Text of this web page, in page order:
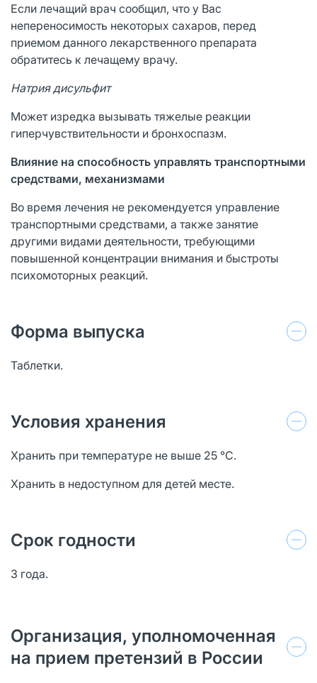
Если лечащий врач сообщил, что у Вас
непереносимость некоторых сахаров, перед
приемом данного лекарственного препарата
обратитесь к лечащему врачу.
Натрия дисульфит
Может изредка вызывать тяжелые реакции
гиперчувствительности и бронхоспазм.
Влияние на способность управлять транспортными
средствами, механизмами
Во время лечения не рекомендуется управление
транспортными средствами, а также занятие
другими видами деятельности, требующими
повышенной концентрации внимания и быстроты
психомоторных реакций.
Форма выпуска
Таблетки.
Условия хранения
Хранить при температуре не выше 25 °С.
Хранить в недоступном для детей месте.
Срок годности
3 года.
Организация, уполномоченная
на прием претензий в России